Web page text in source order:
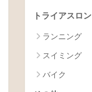
トライアスロン
ランニング
スイミング
バイク